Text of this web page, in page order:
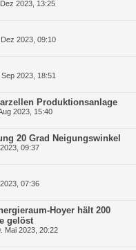
2023, 13:25
2023, 09:10
2023, 18:51
Produktionsanlage
2023, 15:40
20 Grad Neigungswinkel
09:37
07:36
Hoyer hält 200
gelöst
Mai 2023, 20:22